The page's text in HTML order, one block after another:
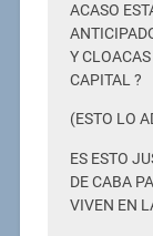
ACASO
Y
CAPITAL ?
(ESTO LO
ES ESTO
DE CABA
VIVEN EN